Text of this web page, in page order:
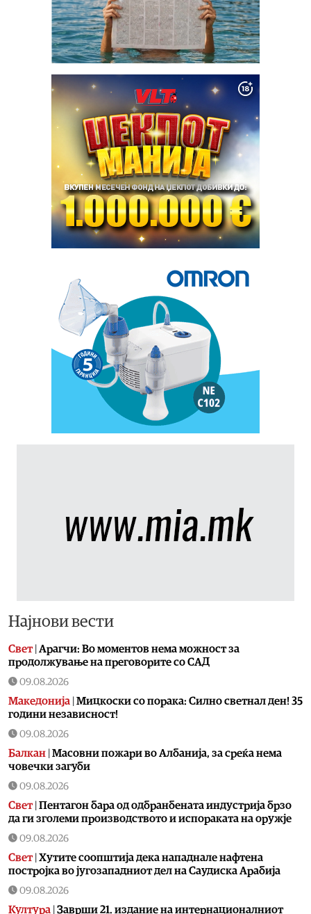
Најнови вести
Свет| Арагчи: Во моментов нема можност за
продолжување на преговорите со САД
09.08.2026
Македонија Мицкоски со порака: Силно светнал ден! 35
години независност!
09.08.2026
Балкан Масовни пожари во Албанија, за среќа нема
човечки загуби
09.08.2026
Свет| Пентагон бара од одбранбената индустрија брзо
да ги зголеми производството и испораката на оружје
09.08.2026
Свет| Хутите соопштија дека нападнале нафтена
постројка во југозападниот дел на Саудиска Арабија
09.08.2026
Култура Заврши 21. издание на интернационалниот